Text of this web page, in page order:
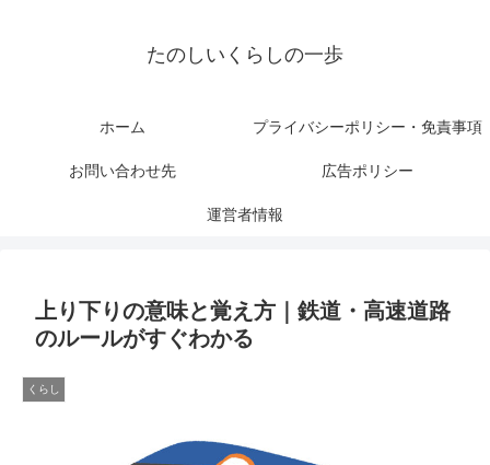
たのしいくらしの一歩
ホーム プライバシーポリシー・免責事項
お問い合わせ先 広告ポリシー
運営者情報
上り下りの意味と覚え方｜鉄道・高速道路
のルールがすぐわかる
くらし